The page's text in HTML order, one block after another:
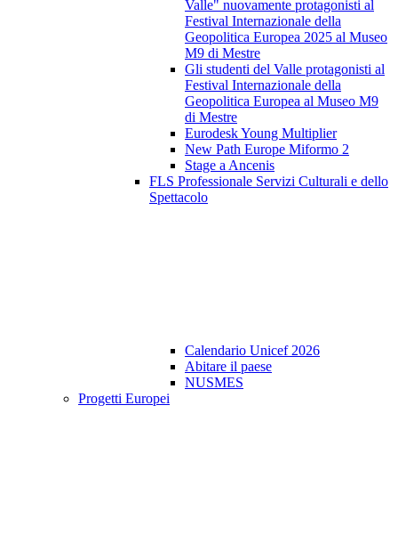
Valle" nuovamente protagonisti al
Festival Internazionale della
Geopolitica Europea 2025 al Museo
M9 di Mestre
Gli studenti del Valle protagonisti al
Festival Internazionale della
Geopolitica Europea al Museo M9
di Mestre
Eurodesk Young Multiplier
New Path Europe Miformo 2
Stage a Ancenis
FLS Professionale Servizi Culturali e dello
Spettacolo
Calendario Unicef 2026
Abitare il paese
NUSMES
Progetti Europei